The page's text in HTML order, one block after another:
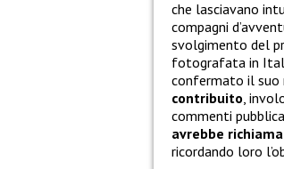
che lasciavano
compagni
svolgimento del
fotografata in
confermato il suo
contribuito,
commenti
avrebbe
ricordando loro